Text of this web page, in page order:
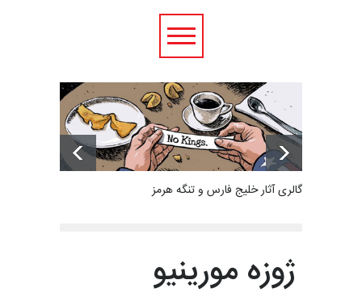
گالری آثار خلیج فارس و تنگه هرمز
ژوزه مورینیو